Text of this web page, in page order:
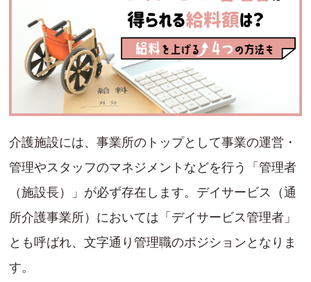
介護施設には、事業所のトップとして事業の運営・
管理やスタッフのマネジメントなどを行う「管理者
（施設長）」が必ず存在します。デイサービス（通
所介護事業所）においては「デイサービス管理者」
とも呼ばれ、文字通り管理職のポジションとなりま
す。